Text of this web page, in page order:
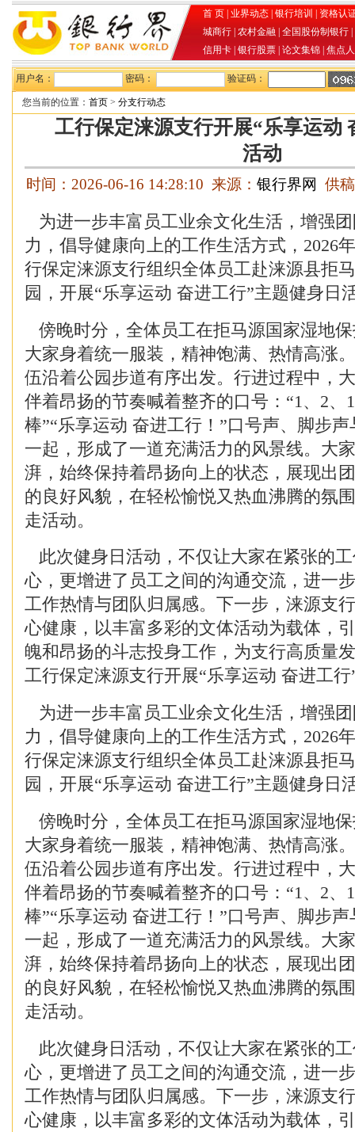
首 页 业界动态 银行培训
资格认
城商行 农村金融 全国股份制银行
信用卡 银行股票 论文集锦 焦点
用户名： 密码： 验证码：
您当前的位置： 首页 > 分支行动态
工行保定涞源支行开展“乐享运动
活动
时间：2026-06-16 14:28:10 来源： 银行界网 供
为进一步丰富员工业余文化生活，增强
力，倡导健康向上的工作生活方式，2026
行保定涞源支行组织全体员工赴涞源县拒
园，开展“乐享运动 奋进工行”主题健身日
傍晚时分，全体员工在拒马源国家湿地
大家身着统一服装，精神饱满、热情高涨
伍沿着公园步道有序出发。行进过程中，
伴着昂扬的节奏喊着整齐的口号：“1、2、
棒”“乐享运动 奋进工行！”口号声、脚步
一起，形成了一道充满活力的风景线。大
湃，始终保持着昂扬向上的状态，展现出
的良好风貌，在轻松愉悦又热血沸腾的氛
走活动。
此次健身日活动，不仅让大家在紧张的
心，更增进了员工之间的沟通交流，进一
工作热情与团队归属感。下一步，涞源支
心健康，以丰富多彩的文体活动为载体，
魄和昂扬的斗志投身工作，为支行高质量
工行保定涞源支行开展“乐享运动 奋进工
为进一步丰富员工业余文化生活，增强
力，倡导健康向上的工作生活方式，2026
行保定涞源支行组织全体员工赴涞源县拒
园，开展“乐享运动 奋进工行”主题健身日
傍晚时分，全体员工在拒马源国家湿地
大家身着统一服装，精神饱满、热情高涨
伍沿着公园步道有序出发。行进过程中，
伴着昂扬的节奏喊着整齐的口号：“1、2、
棒”“乐享运动 奋进工行！”口号声、脚步
一起，形成了一道充满活力的风景线。大
湃，始终保持着昂扬向上的状态，展现出
的良好风貌，在轻松愉悦又热血沸腾的氛
走活动。
此次健身日活动，不仅让大家在紧张的
心，更增进了员工之间的沟通交流，进一
工作热情与团队归属感。下一步，涞源支
心健康，以丰富多彩的文体活动为载体，